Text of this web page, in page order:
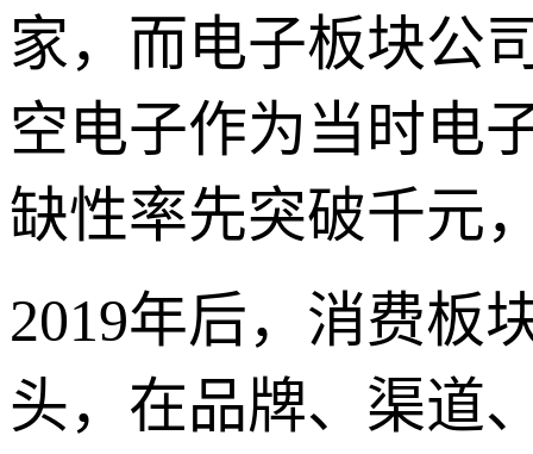
家，而电子板块公
空电子作为当时电
缺性率先突破千元
2019年后，消费板
头，在品牌、渠道